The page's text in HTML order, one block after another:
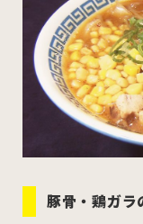
むつ市
八戸市
ホーム
豚骨・鶏ガラ